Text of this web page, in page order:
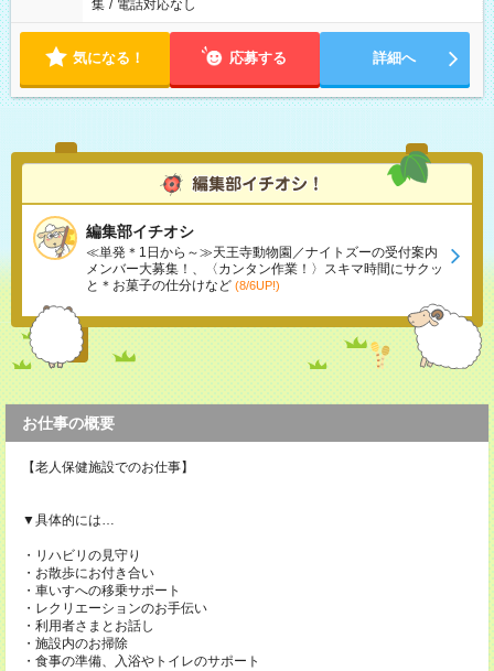
集 / 電話対応なし
気になる！ 応募する 詳細へ
編集部イチオシ
≪単発＊1日から～≫天王寺動物園／ナイトズーの受付案内
メンバー大募集！、〈カンタン作業！〉スキマ時間にサクッ
と＊お菓子の仕分けなど (8/6UP!)
お仕事の概要
【老人保健施設でのお仕事】
▼具体的には…
・リハビリの見守り
・お散歩にお付き合い
・車いすへの移乗サポート
・レクリエーションのお手伝い
・利用者さまとお話し
・施設内のお掃除
・食事の準備、入浴やトイレのサポート